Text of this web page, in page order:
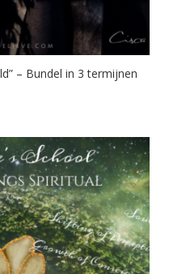
– Bundel in 3 termijnen